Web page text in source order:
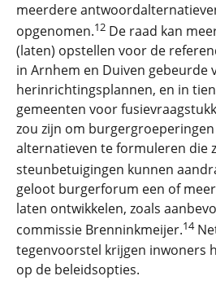
meerdere
opgenomen.12 De raad kan
(laten) opstellen voor de
in Arnhem en Duiven gebeurde
herinrichtingsplannen, en in
gemeenten voor
zou zijn om
alternatieven te formuleren die
steunbetuigingen kunnen
geloot burgerforum een of
laten ontwikkelen, zoals
commissie Brenninkmeijer.14
tegenvoorstel krijgen inwoners
op de beleidsopties.